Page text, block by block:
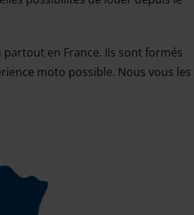
en France. Ils sont formés
moto possible. Nous vous les